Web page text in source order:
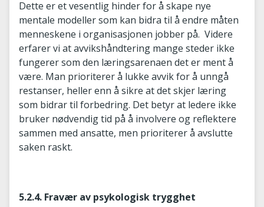
Dette er et vesentlig hinder for å skape nye
mentale modeller som kan bidra til å endre måten
menneskene i organisasjonen jobber på. Videre
erfarer vi at avvikshåndtering mange steder ikke
fungerer som den læringsarenaen det er ment å
være. Man prioriterer å lukke avvik for å unngå
restanser, heller enn å sikre at det skjer læring
som bidrar til forbedring. Det betyr at ledere ikke
bruker nødvendig tid på å involvere og reflektere
sammen med ansatte, men prioriterer å avslutte
saken raskt.
5.2.4. Fravær av psykologisk trygghet